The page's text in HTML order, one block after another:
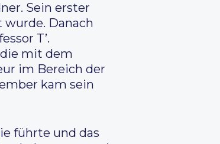
Sein erster
wurde. Danach
T’.
die mit dem
im Bereich der
kam sein
führte und das